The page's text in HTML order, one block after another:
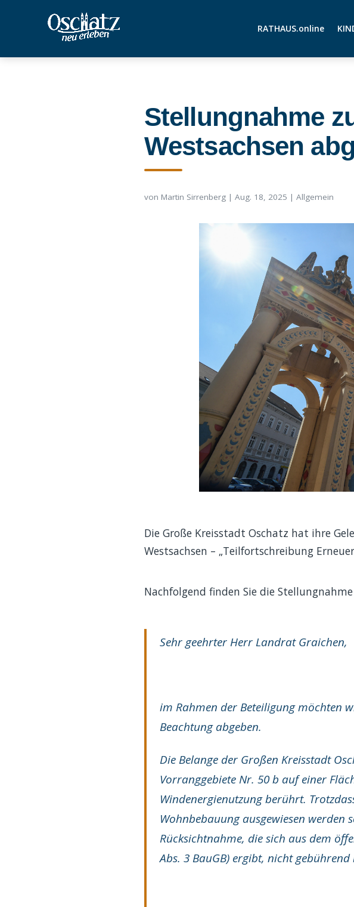
RATHAUS.online
Stellungnahme
Westsachsen
von Martin Sirrenberg | Aug. 18, 2025 | Allgemein
Die Große Kreisstadt Oschatz hat ihre
Westsachsen – „Teilfortschreibung
Nachfolgend finden Sie die
Sehr geehrter Herr Landrat Graichen,
im Rahmen der Beteiligung möchten
Beachtung abgeben.
Die Belange der Großen Kreisstadt
Vorranggebiete Nr. 50 b auf einer
Windenergienutzung berührt.
Wohnbebauung ausgewiesen
Rücksichtnahme, die sich aus dem
Abs. 3 BauGB) ergibt, nicht